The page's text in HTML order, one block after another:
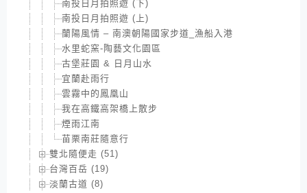
南投日月拍照遊 (下)
南投日月拍照遊 (上)
蘭陽風情 – 南澳朝陽國家步道_漁船入港
水里蛇窯-陶藝文化園區
古堡莊園 & 日月山水
宜蘭赴雨行
雲霧中的鳳凰山
我在高鐵高架橋上散步
煙雨江南
苗栗南莊隨意行
雙北隨便走 (51)
台灣百岳 (19)
淡蘭古道 (8)